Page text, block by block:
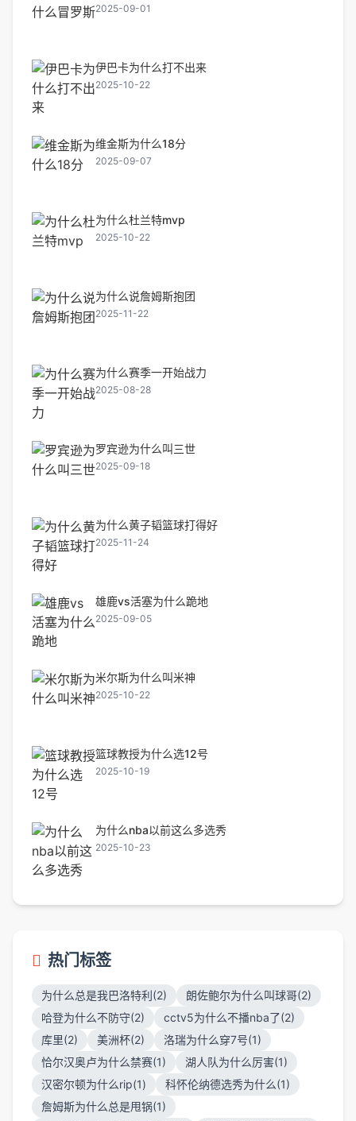
2025-09-01
伊巴卡为什么打不出来
2025-10-22
维金斯为什么18分
2025-09-07
为什么杜兰特mvp
2025-10-22
为什么说詹姆斯抱团
2025-11-22
为什么赛季一开始战力
2025-08-28
罗宾逊为什么叫三世
2025-09-18
为什么黄子韬篮球打得好
2025-11-24
雄鹿vs活塞为什么跪地
2025-09-05
米尔斯为什么叫米神
2025-10-22
篮球教授为什么选12号
2025-10-19
为什么nba以前这么多选秀
2025-10-23
热门标签
为什么总是我巴洛特利(2)
朗佐鲍尔为什么叫球哥(2)
哈登为什么不防守(2)
cctv5为什么不播nba了(2)
库里(2)
美洲杯(2)
洛瑞为什么穿7号(1)
恰尔汉奥卢为什么禁赛(1)
湖人队为什么厉害(1)
汉密尔顿为什么rip(1)
科怀伦纳德选秀为什么(1)
詹姆斯为什么总是甩锅(1)